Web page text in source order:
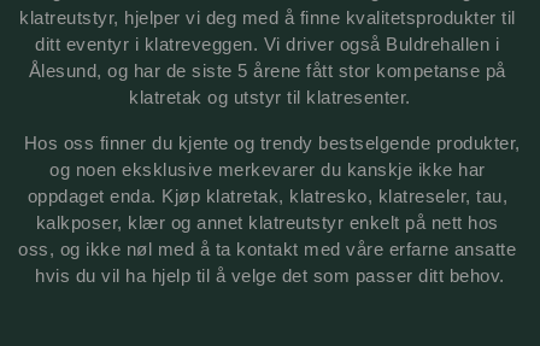
klatreutstyr, hjelper vi deg med å finne kvalitetsprodukter til
ditt eventyr i klatreveggen. Vi driver også Buldrehallen i
Ålesund, og har de siste 5 årene fått stor kompetanse på
klatretak og utstyr til klatresenter.
Hos oss finner du kjente og trendy bestselgende produkter,
og noen eksklusive merkevarer du kanskje ikke har
oppdaget enda. Kjøp klatretak, klatresko, klatreseler, tau,
kalkposer, klær og annet klatreutstyr enkelt på nett hos
oss, og ikke nøl med å ta kontakt med våre erfarne ansatte
hvis du vil ha hjelp til å velge det som passer ditt behov.